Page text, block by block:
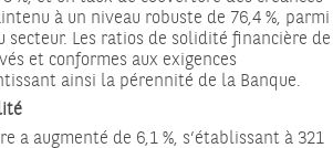
à un niveau robuste de 76,4 %, parmi
Les ratios de solidité financière de
et conformes aux exigences
ainsi la pérennité de la Banque.
a augmenté de 6,1 %, s’établissant à 321